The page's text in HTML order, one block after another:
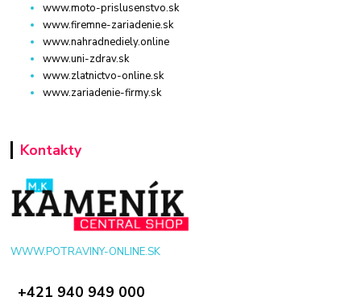
www.moto-prislusenstvo.sk
www.firemne-zariadenie.sk
www.nahradnediely.online
www.uni-zdrav.sk
www.zlatnictvo-online.sk
www.zariadenie-firmy.sk
Kontakty
WWW.POTRAVINY-ONLINE.SK
+421 940 949 000